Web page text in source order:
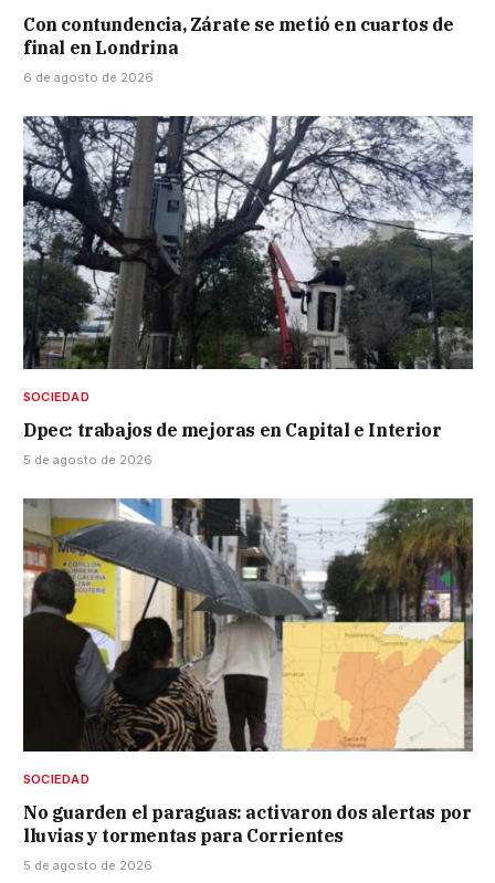
Con contundencia, Zárate se metió en cuartos de
final en Londrina
6 de agosto de 2026
SOCIEDAD
Dpec: trabajos de mejoras en Capital e Interior
5 de agosto de 2026
SOCIEDAD
No guarden el paraguas: activaron dos alertas por
lluvias y tormentas para Corrientes
5 de agosto de 2026